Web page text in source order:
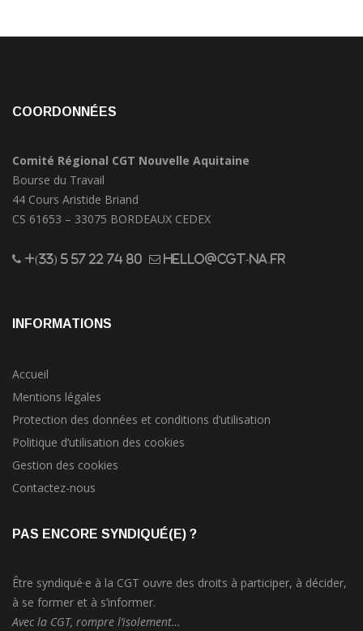
COORDONNÉES
Comité Régional CGT Nouvelle Aquitaine
Bourse du Travail
44 Cours Aristide Briand
CS 61653 – 33075 BORDEAUX CEDEX
+(33) 5 57 22 74 80 hello@cgt-na.fr
INFORMATIONS
Accueil
Mentions légales
Protection des données et conditions d’utilisation
Politique d’utilisation des cookies
Gestion des cookies
Contactez-nous
PAS ENCORE SYNDIQUÉ(E) ?
Être syndiqué·e à la CGT ouvre des droits à participer, à décider,
à se former et à s’informer.
Avec la CGT, rompre l’isolement…